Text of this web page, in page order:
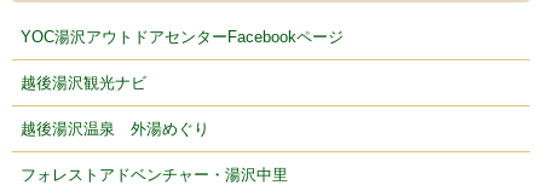
YOC湯沢アウトドアセンターFacebookページ
越後湯沢観光ナビ
越後湯沢温泉 外湯めぐり
フォレストアドベンチャー・湯沢中里